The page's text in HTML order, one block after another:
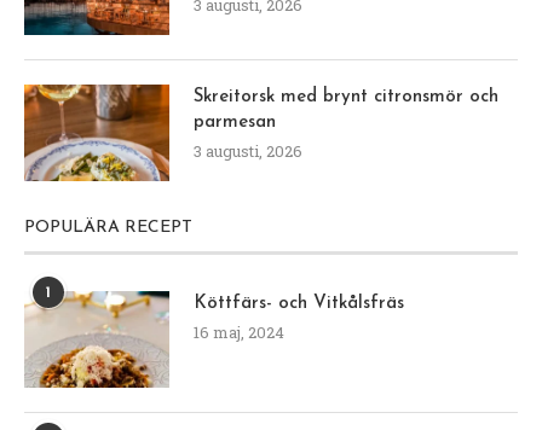
3 augusti, 2026
Skreitorsk med brynt citronsmör och
parmesan
3 augusti, 2026
POPULÄRA RECEPT
1
Köttfärs- och Vitkålsfräs
16 maj, 2024